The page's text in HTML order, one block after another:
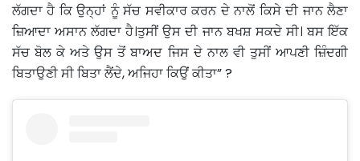
ਲੱਗਦਾ ਹੈ ਕਿ ਉਨ੍ਹਾਂ ਨੂੰ ਸੱਚ ਸਵੀਕਾਰ ਕਰਨ ਦੇ ਨਾਲੋਂ ਕਿਸੇ ਦੀ ਜਾਨ ਲੈਣਾ
ਜ਼ਿਆਦਾ ਅਸਾਨ ਲੱਗਦਾ ਹੈ।ਤੁਸੀਂ ਉਸ ਦੀ ਜਾਨ ਬਖਸ਼ ਸਕਦੇ ਸੀ। ਬਸ ਇੱਕ
ਸੱਚ ਬੋਲ ਕੇ ਅਤੇ ਉਸ ਤੋਂ ਬਾਅਦ ਜਿਸ ਦੇ ਨਾਲ ਵੀ ਤੁਸੀਂ ਆਪਣੀ ਜ਼ਿੰਦਗੀ
ਬਿਤਾਉਣੀ ਸੀ ਬਿਤਾ ਲੈਂਦੇ, ਅਜਿਹਾ ਕਿਉਂ ਕੀਤਾ” ?